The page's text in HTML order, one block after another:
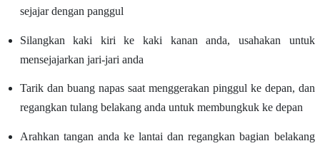
sejajar dengan panggul
Silangkan kaki kiri ke kaki kanan anda, usahakan untuk
mensejajarkan jari-jari anda
Tarik dan buang napas saat menggerakan pinggul ke depan, dan
regangkan tulang belakang anda untuk membungkuk ke depan
Arahkan tangan anda ke lantai dan regangkan bagian belakang